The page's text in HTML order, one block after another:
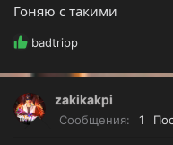
Гоняю с такими
Р
а
ц
и
badtripp
zakikakpi
Сообщения 1